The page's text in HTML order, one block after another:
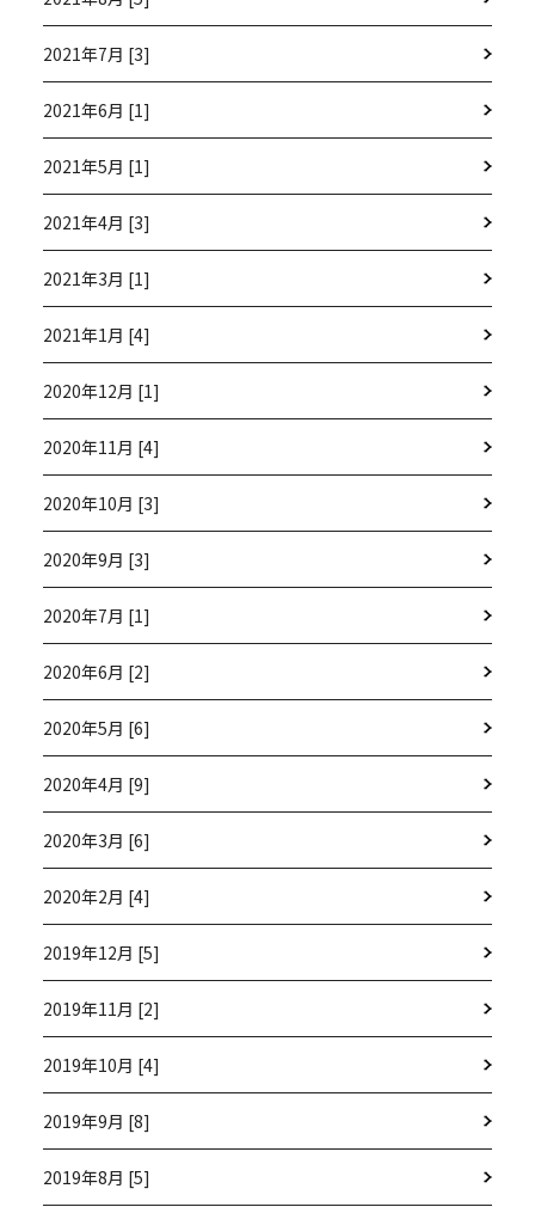
2021年7月 [3]
2021年6月 [1]
2021年5月 [1]
2021年4月 [3]
2021年3月 [1]
2021年1月 [4]
2020年12月 [1]
2020年11月 [4]
2020年10月 [3]
2020年9月 [3]
2020年7月 [1]
2020年6月 [2]
2020年5月 [6]
2020年4月 [9]
2020年3月 [6]
2020年2月 [4]
2019年12月 [5]
2019年11月 [2]
2019年10月 [4]
2019年9月 [8]
2019年8月 [5]